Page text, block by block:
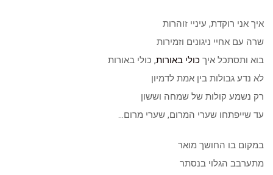
איך אני רוקדת, עיניי זוהרות
שרה עם אחיי ניגונים וזמירות
בוא ותסתכל איך כולי באורות, כולי באורות
לא נדע גבולות בין אמת לדמיון
רק נשמע קולות של שמחה וששון
עד שייפתחו שערי המרום, שערי מרום…
במקום בו החושך מואר
מתערבב הגלוי בנסתר